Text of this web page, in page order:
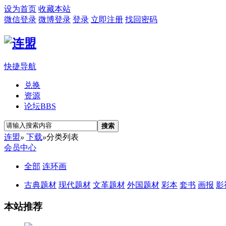
设为首页 收藏本站
微信登录 微博登录 登录 立即注册 找回密码
快捷导航
兑换
资源
论坛BBS
搜索
连盟» 下载»分类列表
会员中心
全部 连环画
古典题材 现代题材 文革题材 外国题材 彩本 套书 画报 影
本站推荐